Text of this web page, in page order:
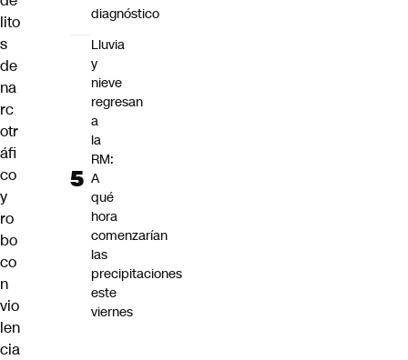
lito
s
de
na
rc
otr
áfi
co
y
ro
bo
co
n
vio
len
cia
diagnóstico
Lluvia
y
nieve
regresan
a
la
RM:
A
qué
hora
comenzarían
las
precipitaciones
este
viernes